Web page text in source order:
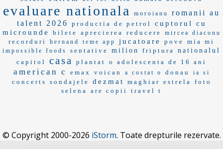
evaluare nationala moroianu
romanii au
talent 2026
productia de petrol
cuptorul cu
microunde
bilete aprecierea reducere mircea diaconu
recorduri hernand teme app jucatoare pove mia mi
impossible foods sentative milion friptura
nationalul
capitol
casa plantat o adolescenta de 16 ani
american c emax voican a costat o donau ia si
concerts sondajele dezmat maghiar estrela
foto
selena
are copii travel t
© Copyright 2000-2026 iStorm. Toate drepturile rezervate.